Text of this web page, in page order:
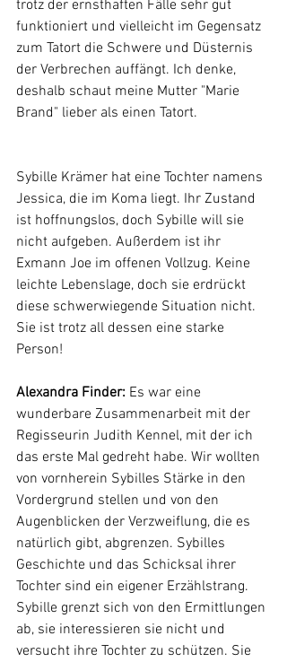
trotz der ernsthaften Fälle sehr gut
funktioniert und vielleicht im Gegensatz
zum Tatort die Schwere und Düsternis
der Verbrechen auffängt. Ich denke,
deshalb schaut meine Mutter "Marie
Brand" lieber als einen Tatort.
Sybille Krämer hat eine Tochter namens
Jessica, die im Koma liegt. Ihr Zustand
ist hoffnungslos, doch Sybille will sie
nicht aufgeben. Außerdem ist ihr
Exmann Joe im offenen Vollzug. Keine
leichte Lebenslage, doch sie erdrückt
diese schwerwiegende Situation nicht.
Sie ist trotz all dessen eine starke
Person!
Alexandra Finder: Es war eine
wunderbare Zusammenarbeit mit der
Regisseurin Judith Kennel, mit der ich
das erste Mal gedreht habe. Wir wollten
von vornherein Sybilles Stärke in den
Vordergrund stellen und von den
Augenblicken der Verzweiflung, die es
natürlich gibt, abgrenzen. Sybilles
Geschichte und das Schicksal ihrer
Tochter sind ein eigener Erzählstrang.
Sybille grenzt sich von den Ermittlungen
ab, sie interessieren sie nicht und
versucht ihre Tochter zu schützen. Sie